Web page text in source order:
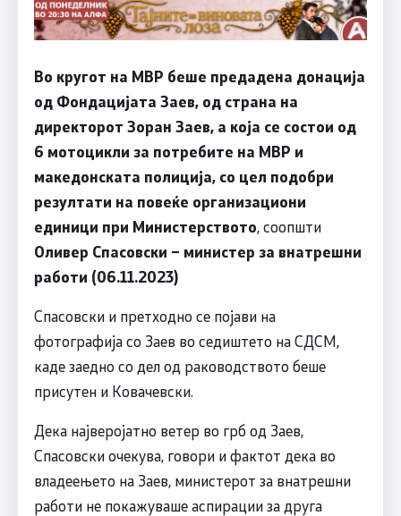
Во кругот на МВР беше предадена донација
од Фондацијата Заев, од страна на
директорот Зоран Заев, а која се состои од
6 мотоцикли за потребите на МВР и
македонската полиција, со цел подобри
резултати на повеќе организациони
единици при Министерството, соопшти
Оливер Спасовски – министер за внатрешни
работи (06.11.2023)
Спасовски и претходно се појави на
фотографија со Заев во седиштето на СДСМ,
каде заедно со дел од раководството беше
присутен и Ковачевски.
Дека најверојатно ветер во грб од Заев,
Спасовски очекува, говори и фактот дека во
владеењето на Заев, министерот за внатрешни
работи не покажуваше аспирации за друга